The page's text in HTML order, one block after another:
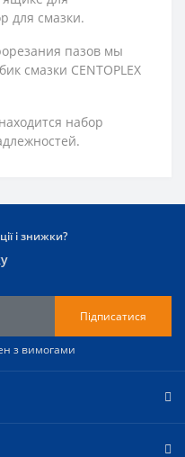
для смазки.
пазов мы
смазки CENTOPLEX
набор
і знижки?
Підписатися
з вимогами